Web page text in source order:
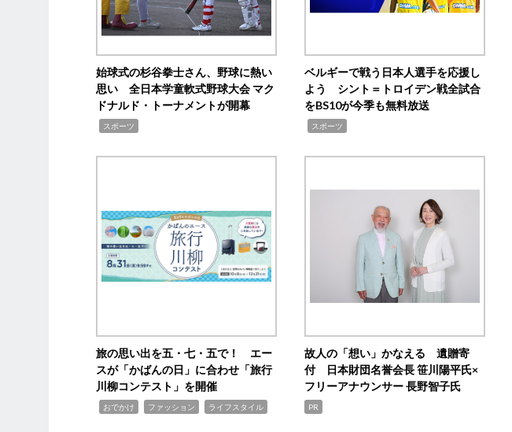
始球式の杉谷拳士さん、野球に熱い
思い 全日本学童軟式野球大会 マク
ドナルド・トーナメントが開幕
スポーツ
ベルギーで戦う日本人選手を応援し
よう シント＝トロイデン戦全試合
をBS10が今季も無料放送
スポーツ
旅の思い出を五・七・五で！ エー
スが「かばんの日」に合わせ「旅行
川柳コンテスト」を開催
おでかけ ファッション ライフスタイル
故人の「想い」かなえる 遺贈寄
付 日本財団名誉会長 笹川陽平氏×
フリーアナウンサー 長野智子氏
PR